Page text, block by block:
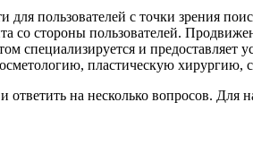
пользователей с точки зрения
со стороны пользователей.
специализируется и
пластическую хирургию,
на несколько вопросов. Для